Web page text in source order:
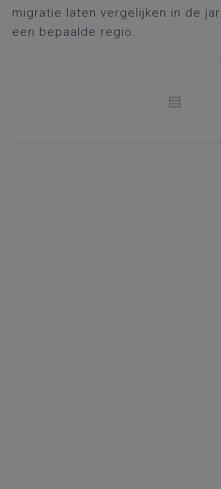
migratie laten vergelijken in de
een bepaalde regio.